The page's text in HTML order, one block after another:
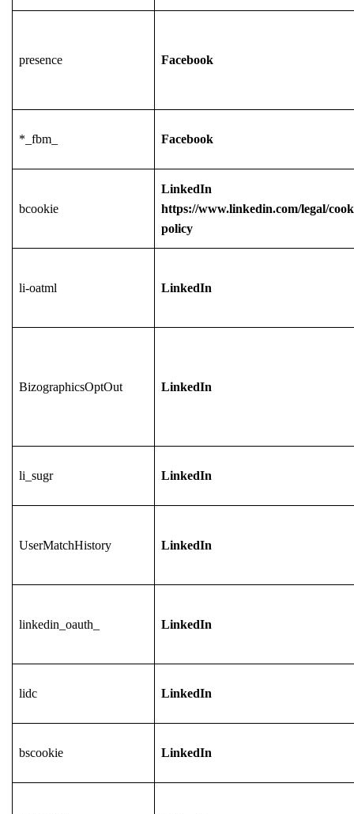
presence Facebook
*_fbm_ Facebook
bcookie
LinkedIn
https://www.linkedin.com/legal/
policy
li-oatml LinkedIn
BizographicsOptOut LinkedIn
li_sugr LinkedIn
UserMatchHistory LinkedIn
linkedin_oauth_ LinkedIn
lidc LinkedIn
bscookie LinkedIn